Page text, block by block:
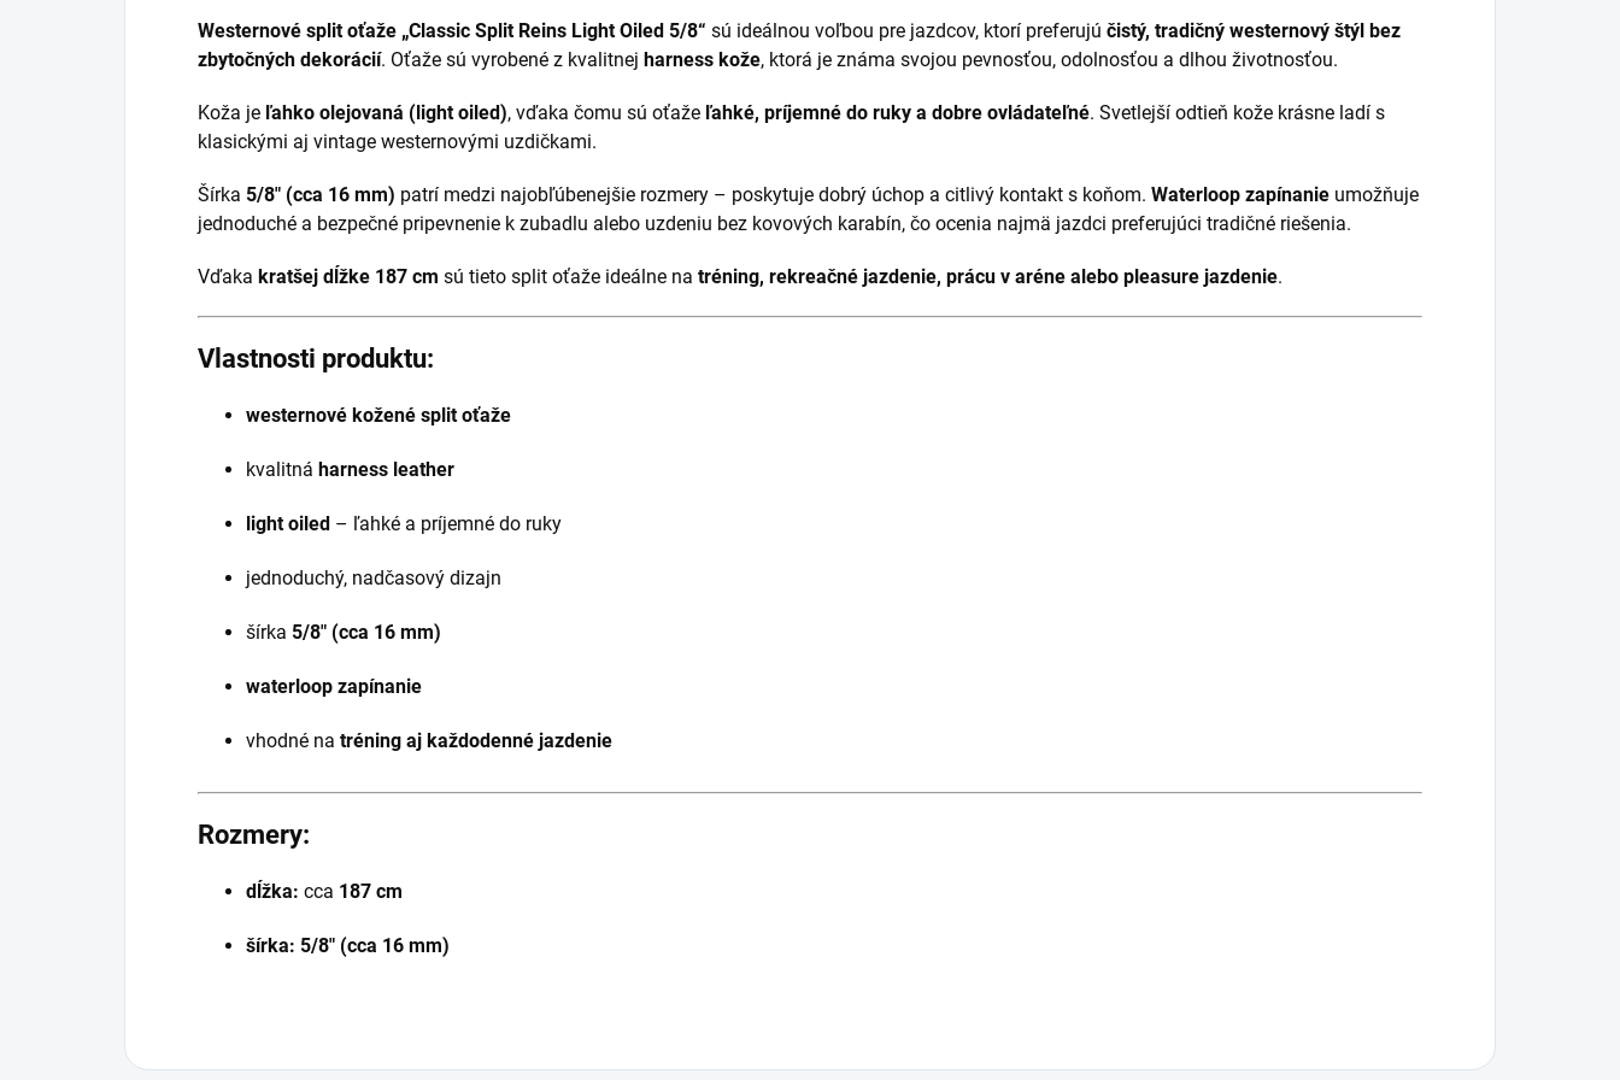
Westernové split oťaže „Classic Split Reins Light Oiled 5/8“ sú ideálnou voľbou pre jazdcov, ktorí preferujú čistý, tradičný westernový štýl bez
zbytočných dekorácií. Oťaže sú vyrobené z kvalitnej harness kože, ktorá je známa svojou pevnosťou, odolnosťou a dlhou životnosťou.
Koža je ľahko olejovaná (light oiled), vďaka čomu sú oťaže ľahké, príjemné do ruky a dobre ovládateľné. Svetlejší odtieň kože krásne ladí s
klasickými aj vintage westernovými uzdičkami.
Šírka 5/8" (cca 16 mm) patrí medzi najobľúbenejšie rozmery – poskytuje dobrý úchop a citlivý kontakt s koňom. Waterloop zapínanie umožňuje
jednoduché a bezpečné pripevnenie k zubadlu alebo uzdeniu bez kovových karabín, čo ocenia najmä jazdci preferujúci tradičné riešenia.
Vďaka kratšej dĺžke 187 cm sú tieto split oťaže ideálne na tréning, rekreačné jazdenie, prácu v aréne alebo pleasure jazdenie.
Vlastnosti produktu:
westernové kožené split oťaže
kvalitná harness leather
light oiled – ľahké a príjemné do ruky
jednoduchý, nadčasový dizajn
šírka 5/8" (cca 16 mm)
waterloop zapínanie
vhodné na tréning aj každodenné jazdenie
Rozmery:
dĺžka: cca 187 cm
šírka: 5/8" (cca 16 mm)